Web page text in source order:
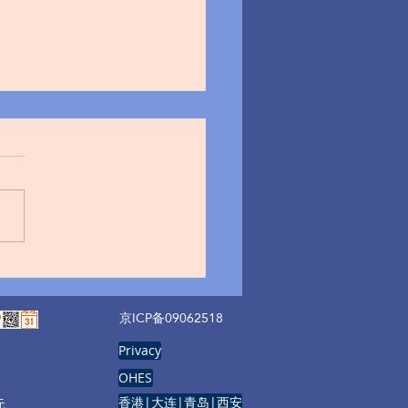
理
京ICP备09062518
Privacy
OHES
香港|大连|青岛|西安